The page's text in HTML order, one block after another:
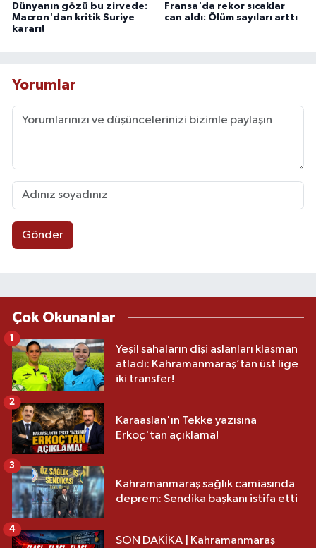
Dünyanın gözü bu zirvede:
Macron'dan kritik Suriye
kararı!
Fransa'da rekor sıcaklar
can aldı: Ölüm sayıları arttı
Yorumlar
Gönder
Çok Okunanlar
Yeşil sahaların dişi aslanları klasman
atladı: Kahramanmaraş’tan üst lige
iki transfer!
1
Karaaslan'ın Tekke yazısına
Erkoç'tan açıklama!
2
Kahramanmaraş sağlık camiasında
deprem: Sendika başkanı istifa etti
3
SON DAKİKA | Kahramanmaraş
4